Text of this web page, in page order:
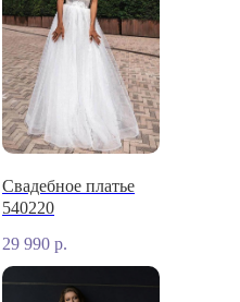
Свадебное платье
540220
29 990 р.